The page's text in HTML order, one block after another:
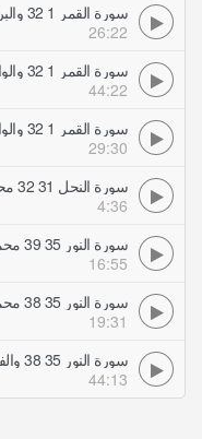
سورة القمر 1 32 والبروج محمد رفعت تلاوات مجودة
26:22
44:22
29:30
سورة النحل 31 32 محمد رفعت تلاوات مجودة
4:36
سورة النور 35 39 محمد رفعت تلاوات مجودة
16:55
سورة النور 35 38 محمد رفعت تلاوات مجودة
19:31
44:13